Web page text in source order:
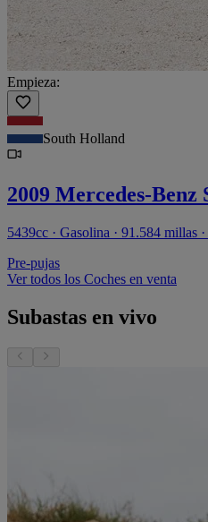
Empieza:
South Holland
2009 Mercedes-
5439cc · Gasolina · 91.584 millas
Pre-pujas
Ver todos los Coches en venta
Subastas en vivo